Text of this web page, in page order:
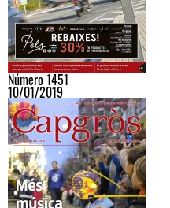
Número 1451
10/01/2019